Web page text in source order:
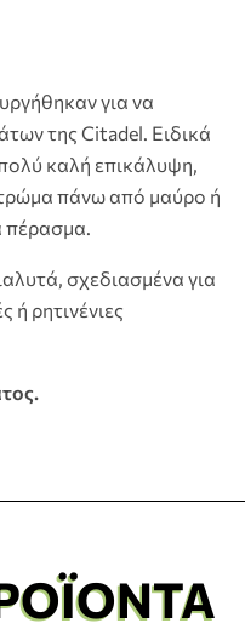
για να
της Citadel. Ειδικά
καλή επικάλυψη,
πάνω από μαύρο ή
σχεδιασμένα για
ή ρητινένιες